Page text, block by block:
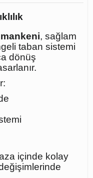
, sağlam
taban sistemi
dönüş
içinde kolay